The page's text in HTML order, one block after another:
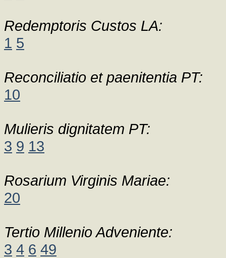
Redemptoris Custos LA:
1 5
Reconciliatio et paenitentia PT:
10
Mulieris dignitatem PT:
3 9 13
Rosarium Virginis Mariae:
20
Tertio Millenio Adveniente:
3 4 6 49